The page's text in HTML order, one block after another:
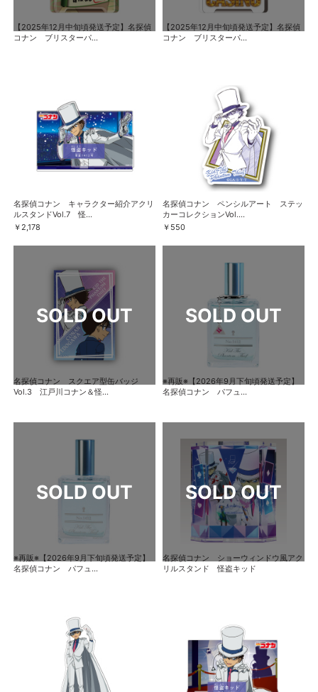
【2025年12月中旬頃発送予定】名探偵
コナン ブリスターパ...
【2025年12月中旬頃発送予定】名探偵
コナン ブリスターパ...
名探偵コナン キャラクター紹介アクリ
ルスタンドVol.7 怪...
￥2,178
名探偵コナン ペンシルアート ステッ
カーコレクションVol....
￥550
名探偵コナン スクエア型缶バッジ
Vol.3 江戸川コナン＆怪...
※再販※【2026年9月下旬頃発送予定】
名探偵コナン パフュ...
※再販※【2026年9月下旬頃発送予定】
名探偵コナン パフュ...
名探偵コナン ショーウィンドウ風アク
リルスタンド 怪盗キッド